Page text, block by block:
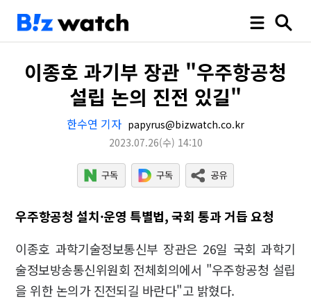
이종호 과기부 장관 "우주항공청
설립 논의 진전 있길"
한수연 기자 papyrus@bizwatch.co.kr
2023.07.26(수) 14:10
우주항공청 설치·운영 특별법, 국회 통과 거듭 요청
이종호 과학기술정보통신부 장관은 26일 국회 과학기
술정보방송통신위원회 전체회의에서 "우주항공청 설립
을 위한 논의가 진전되길 바란다"고 밝혔다.